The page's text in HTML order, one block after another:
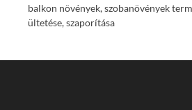
balkon növények, szobanövények
ültetése, szaporítása